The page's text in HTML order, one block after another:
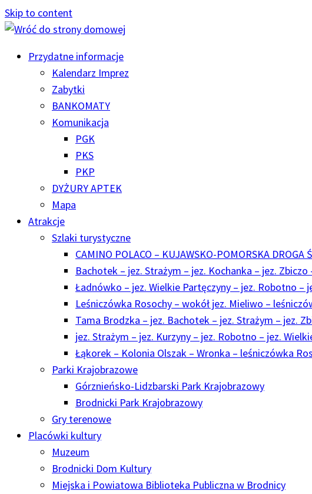
Skip to content
Przydatne informacje
Kalendarz Imprez
Zabytki
BANKOMATY
Komunikacja
PGK
PKS
PKP
DYŻURY APTEK
Mapa
Atrakcje
Szlaki turystyczne
CAMINO POLACO – KUJAWSKO-POMORSKA DROGA
Bachotek – jez. Strażym – jez. Kochanka – jez. Zbiczo
Ładnówko – jez. Wielkie Partęczyny – jez. Robotno –
Leśniczówka Rosochy – wokół jez. Mieliwo –
Tama Brodzka – jez. Bachotek – jez. Strażym – jez.
jez. Strażym – jez. Kurzyny – jez. Robotno – jez.
Łąkorek – Kolonia Olszak – Wronka – leśniczówka
Parki Krajobrazowe
Górznieńsko-Lidzbarski Park Krajobrazowy
Brodnicki Park Krajobrazowy
Gry terenowe
Placówki kultury
Muzeum
Brodnicki Dom Kultury
Miejska i Powiatowa Biblioteka Publiczna w Brodnicy